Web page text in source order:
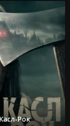
Касл-Рок